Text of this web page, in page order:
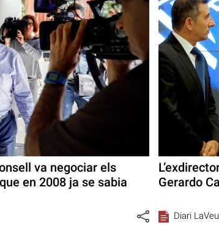
va negociar els
en 2008 ja se sabia
Gerardo
Diari LaVeu